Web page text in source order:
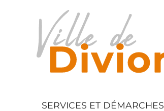
SERVICES ET DÉMARCHES